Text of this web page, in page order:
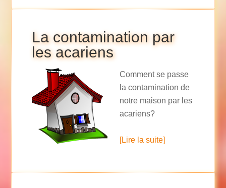
La contamination par
les acariens
Comment se passe
la contamination de
notre maison par les
acariens?
[Lire la suite]